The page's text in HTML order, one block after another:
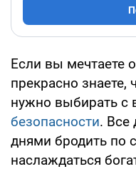
Если вы мечтаете о
прекрасно знаете,
нужно выбирать с
безопасности. Все
днями бродить по
наслаждаться